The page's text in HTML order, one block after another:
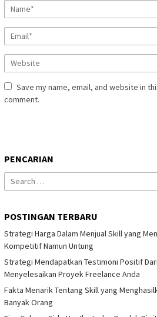
Save my name, email, and website in
comment.
PENCARIAN
Search
for:
POSTINGAN TERBARU
Strategi Harga Dalam Menjual Skill yang
Kompetitif Namun Untung
Strategi Mendapatkan Testimoni Positif
Menyelesaikan Proyek Freelance Anda
Fakta Menarik Tentang Skill yang
Banyak Orang